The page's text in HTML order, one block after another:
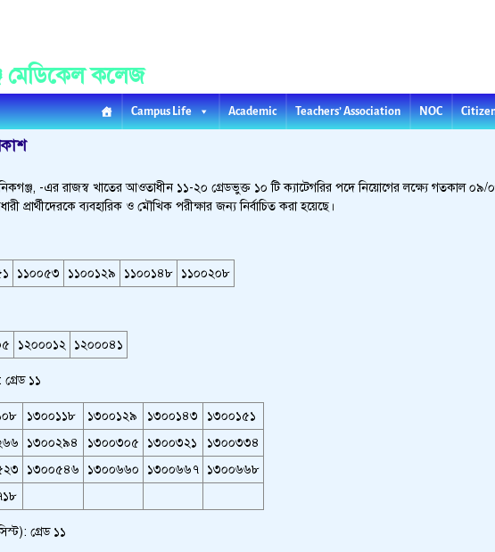
মেডিকেল কলেজ
Campus Life Academic Teachers’ Association NOC
-এর রাজস্ব খাতের আওতাধীন ১১-২০ গ্রেডভুক্ত ১০ টি ক্যাটেগরির পদে নিয়োগের লক্ষ্যে গতকাল
প্রার্থীদেরকে ব্যবহারিক ও মৌখিক পরীক্ষার জন্য নির্বাচিত করা হয়েছে।
১১০০৫৩ ১১০০১২৯ ১১০০১৪৮ ১১০০২০৮
১২০০০১২ ১২০০০৪১
১১
১৩০০১১৮ ১৩০০১২৯ ১৩০০১৪৩
১৩০০১৫১
১৩০০২৯৪ ১৩০০৩০৫ ১৩০০৩২১
১৩০০৩৩৪
১৩০০৫৪৬ ১৩০০৬৬০ ১৩০০৬৬৭
১৩০০৬৬৮
গ্রেড ১১